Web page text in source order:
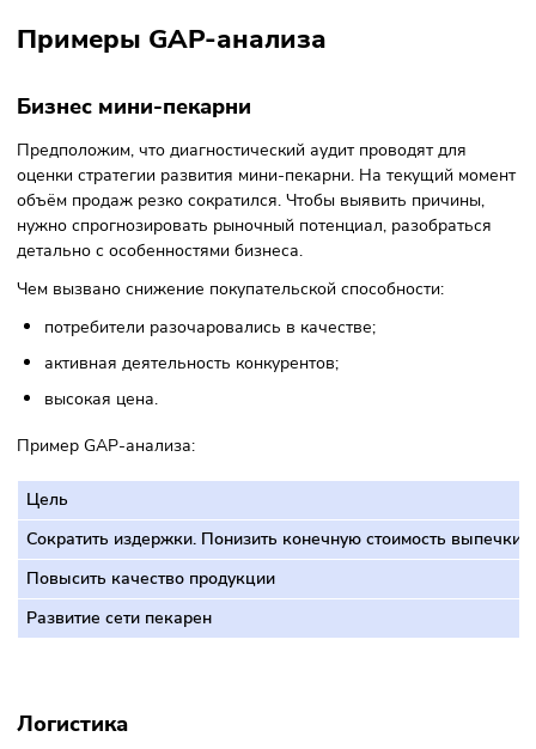
выявляет:
реальные возможности;
внешние угрозы развития.
McKinsey 7S
Техника McKinsey 7S определяет успешность движения к
цели. Инструмент состоит из семи элементов:
структуры;
стратегического развития;
системы;
стиля;
действующих навыков;
принятых ценностей;
действий персонала.
одном из звеньев повышение рентабельности бизнеса не